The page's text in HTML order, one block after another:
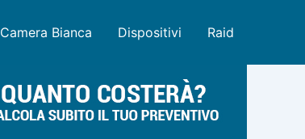
Camera Bianca Dispositivi Raid